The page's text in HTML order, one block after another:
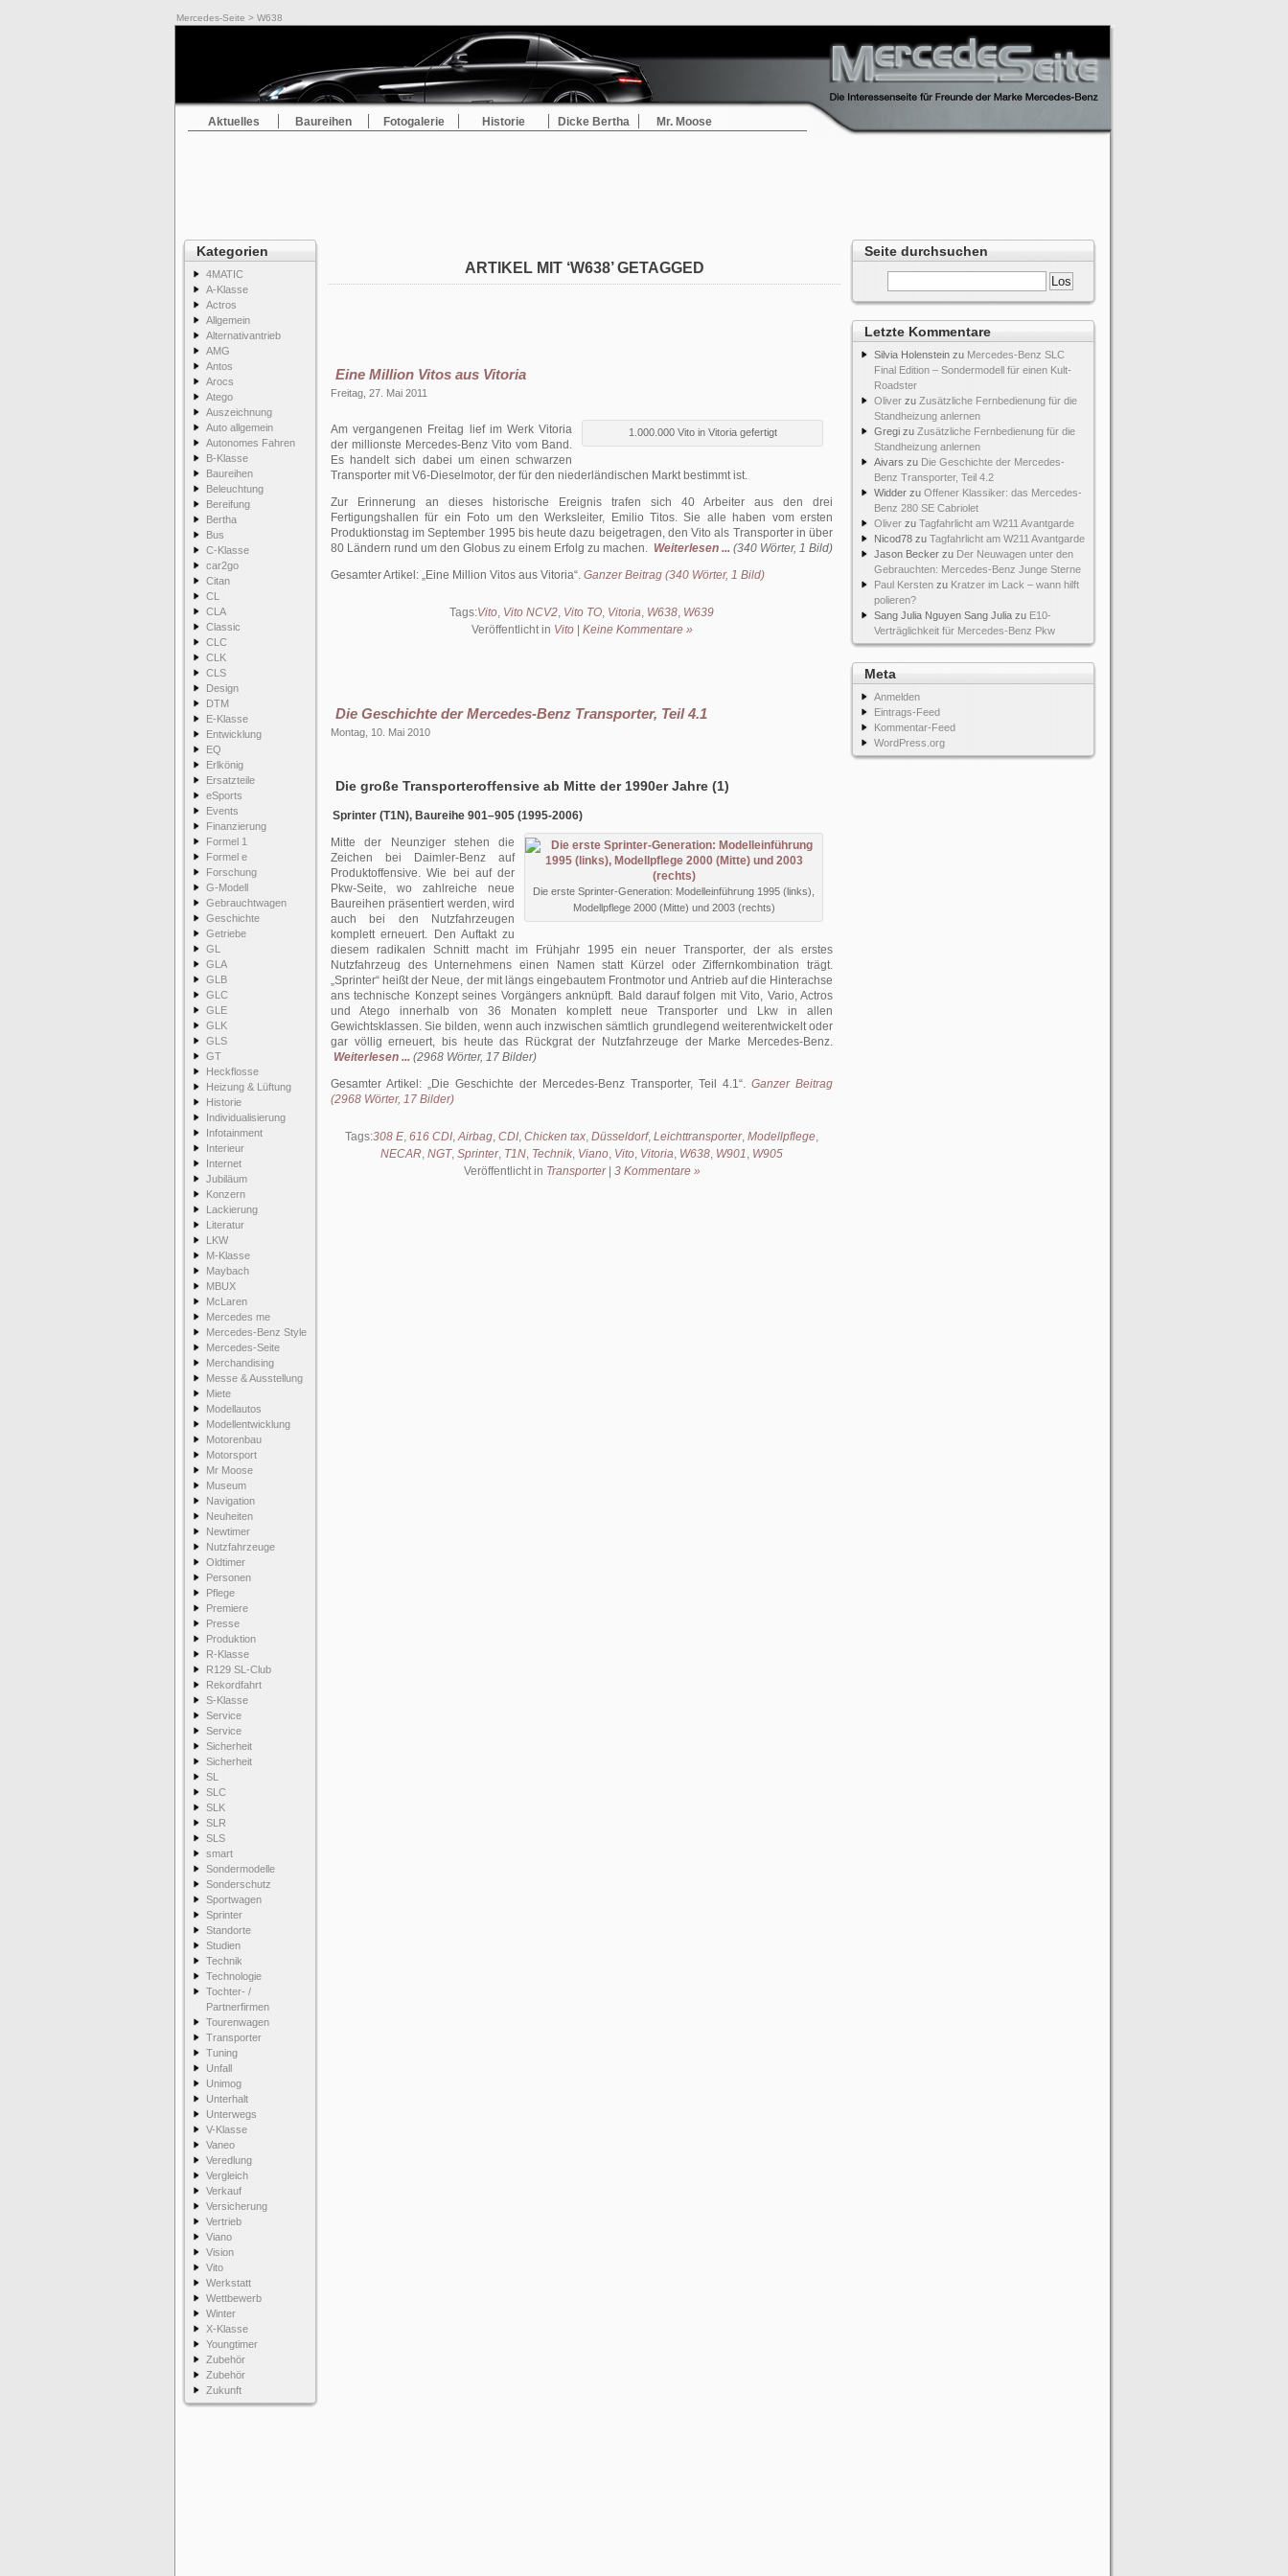
Mercedes-Seite > W638
Aktuelles Baureihen Fotogalerie Historie Dicke Bertha Mr. Moose
Kategorien
4MATIC
A-Klasse
Actros
Allgemein
Alternativantrieb
AMG
Antos
Arocs
Atego
Auszeichnung
Auto allgemein
Autonomes Fahren
B-Klasse
Baureihen
Beleuchtung
Bereifung
Bertha
Bus
C-Klasse
car2go
Citan
CL
CLA
Classic
CLC
CLK
CLS
Design
DTM
E-Klasse
Entwicklung
EQ
Erlkönig
Ersatzteile
eSports
Events
Finanzierung
Formel 1
Formel e
Forschung
G-Modell
Gebrauchtwagen
Geschichte
Getriebe
GL
GLA
GLB
GLC
GLE
GLK
GLS
GT
Heckflosse
Heizung & Lüftung
Historie
Individualisierung
Infotainment
Interieur
Internet
Jubiläum
Konzern
Lackierung
Literatur
LKW
M-Klasse
Maybach
MBUX
McLaren
Mercedes me
Mercedes-Benz Style
Mercedes-Seite
Merchandising
Messe & Ausstellung
Miete
Modellautos
Modellentwicklung
Motorenbau
Motorsport
Mr Moose
Museum
Navigation
Neuheiten
Newtimer
Nutzfahrzeuge
Oldtimer
Personen
Pflege
Premiere
Presse
Produktion
R-Klasse
R129 SL-Club
Rekordfahrt
S-Klasse
Service
Service
Sicherheit
Sicherheit
SL
SLC
SLK
SLR
SLS
smart
Sondermodelle
Sonderschutz
Sportwagen
Sprinter
Standorte
Studien
Technik
Technologie
Tochter- /
Partnerfirmen
Tourenwagen
Transporter
Tuning
Unfall
Unimog
Unterhalt
Unterwegs
V-Klasse
Vaneo
Veredlung
Vergleich
Verkauf
Versicherung
Vertrieb
Viano
Vision
Vito
Werkstatt
Wettbewerb
Winter
X-Klasse
Youngtimer
Zubehör
Zubehör
Zukunft
Seite durchsuchen
Letzte Kommentare
Silvia Holenstein zu Mercedes-Benz SLC
Final Edition – Sondermodell für einen Kult-
Roadster
Oliver zu Zusätzliche Fernbedienung für die
Standheizung anlernen
Gregi zu Zusätzliche Fernbedienung für die
Standheizung anlernen
Aivars zu Die Geschichte der Mercedes-
Benz Transporter, Teil 4.2
Widder zu Offener Klassiker: das Mercedes-
Benz 280 SE Cabriolet
Oliver zu Tagfahrlicht am W211 Avantgarde
Nicod78 zu Tagfahrlicht am W211 Avantgarde
Jason Becker zu Der Neuwagen unter den
Gebrauchten: Mercedes-Benz Junge Sterne
Paul Kersten zu Kratzer im Lack – wann hilft
polieren?
Sang Julia Nguyen Sang Julia zu E10-
Verträglichkeit für Mercedes-Benz Pkw
Meta
Anmelden
Eintrags-Feed
Kommentar-Feed
WordPress.org
ARTIKEL MIT ‘W638’ GETAGGED
Eine Million Vitos aus Vitoria
Freitag, 27. Mai 2011
1.000.000 Vito in Vitoria gefertigt
Am vergangenen Freitag lief im Werk Vitoria
der millionste Mercedes-Benz Vito vom Band.
Es handelt sich dabei um einen schwarzen
Transporter mit V6-Dieselmotor, der für den nieder­ländischen Markt bestimmt ist.
Zur Erinnerung an dieses historische Ereignis trafen sich 40 Arbeiter aus den drei
Fertigungshallen für ein Foto um den Werks­leiter, Emilio Titos. Sie alle haben vom ersten
Produktions­tag im September 1995 bis heute dazu beigetragen, den Vito als Trans­porter in über
80 Ländern rund um den Globus zu einem Erfolg zu machen. Weiterlesen ... (340 Wörter, 1 Bild)
Gesamter Artikel:
Eine Million Vitos aus Vitoria . Ganzer Beitrag (340 Wörter, 1 Bild)
Tags:Vito, Vito NCV2, Vito TO, Vitoria, W638, W639
Veröffentlicht in Vito| Keine Kommentare »
Die Geschichte der Mercedes-Benz Transporter, Teil 4.1
Montag, 10. Mai 2010
Die große Transporteroffensive ab Mitte der 1990er Jahre (1)
Sprinter (T1N), Baureihe 901–905 (1995-2006)
Die erste Sprinter-Generation: Modelleinführung 1995 (links),
Modellpflege 2000 (Mitte) und 2003 (rechts)
Mitte der Neunziger stehen die
Zeichen bei Daimler-Benz auf
Produktoffensive. Wie bei auf der
Pkw-Seite, wo zahlreiche neue
Baureihen präsentiert werden, wird
auch bei den Nutzfahrzeugen
komplett erneuert. Den Auftakt zu
diesem radikalen Schnitt macht im Frühjahr 1995 ein neuer Transporter, der als erstes
Nutzfahrzeug des Unternehmens einen Namen statt Kürzel oder Ziffernkombination trägt.
„Sprinter“ heißt der Neue, der mit längs eingebautem Frontmotor und Antrieb auf die Hinterachse
ans technische Konzept seines Vorgängers anknüpft. Bald darauf folgen mit Vito, Vario, Actros
und Atego innerhalb von 36 Monaten komplett neue Transporter und Lkw in allen
Gewichtsklassen. Sie bilden, wenn auch inzwischen sämtlich grundlegend weiterentwickelt oder
gar völlig erneuert, bis heute das Rückgrat der Nutzfahrzeuge der Marke Mercedes-Benz.
Weiterlesen ... (2968 Wörter, 17 Bilder)
Gesamter Artikel:
Die Geschichte der Mercedes-Benz Transporter, Teil 4.1 . Ganzer Beitrag
(2968 Wörter, 17 Bilder)
Tags:308 E, 616 CDI,Airbag, CDI, Chicken tax, Düsseldorf, Leichttransporter, Modellpflege,
NECAR, NGT, Sprinter, T1N, Technik, Viano, Vito, Vitoria, W638, W901, W905
Veröffentlicht in Transporter| 3 Kommentare »